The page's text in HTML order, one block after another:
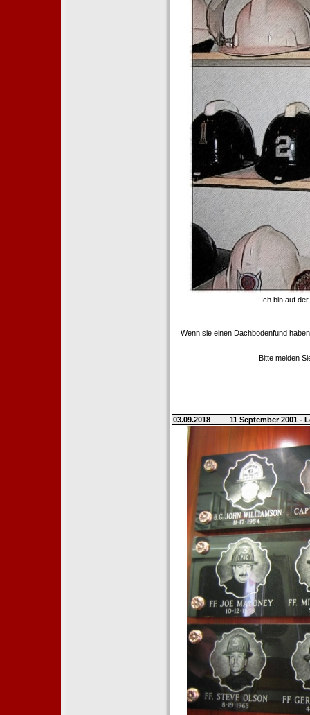
Ich bin auf
Wenn sie einen Dachbodenfund
Bitte melden
03.09.2018 11 September 2001 -